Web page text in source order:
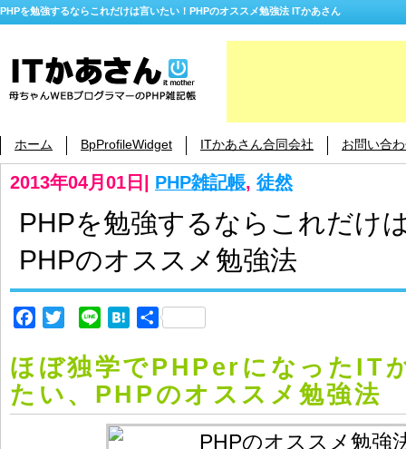
PHPを勉強するならこれだけは言いたい！PHPのオススメ勉強法 ITかあさん
ホーム BpProfileWidget ITかあさん合同会社 お問い合
2013年04月01日 PHP雑記帳, 徒然
PHPを勉強するならこれだけ
PHPのオススメ勉強法
Facebook
Twitter Line Hatena
共
ほぼ独学でPHPerになったIT
たい、PHPのオススメ勉強法